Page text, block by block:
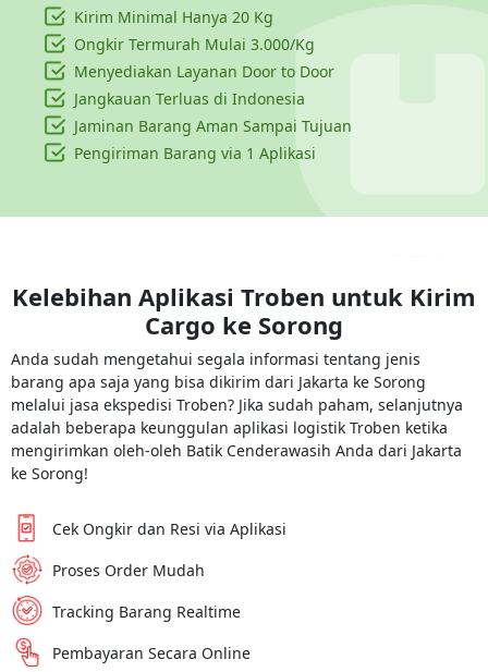
Kirim Minimal Hanya 20 Kg
Ongkir Termurah Mulai 3.000/Kg
Menyediakan Layanan Door to Door
Jangkauan Terluas di Indonesia
Jaminan Barang Aman Sampai Tujuan
Pengiriman Barang via 1 Aplikasi
Kelebihan Aplikasi Troben untuk Kirim
Cargo ke Sorong
Anda sudah mengetahui segala informasi tentang jenis
barang apa saja yang bisa dikirim dari Jakarta ke Sorong
melalui jasa ekspedisi Troben? Jika sudah paham, selanjutnya
adalah beberapa keunggulan aplikasi logistik Troben ketika
mengirimkan oleh-oleh Batik Cenderawasih Anda dari Jakarta
ke Sorong!
Cek Ongkir dan Resi via Aplikasi
Proses Order Mudah
Tracking Barang Realtime
Pembayaran Secara Online